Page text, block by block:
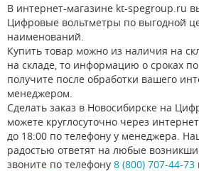
В интернет-магазине kt-spegroup.ru
Цифровые вольтметры по выгодной
наименований.
Купить товар можно из наличия на
на складе, то информацию о сроках
получите после обработки вашего
менеджером.
Сделать заказ в Новосибирске на
можете круглосуточно через
до 18:00 по телефону у менеджера.
радостью ответят на любые
звоните по телефону 8 (800) 707-44-73